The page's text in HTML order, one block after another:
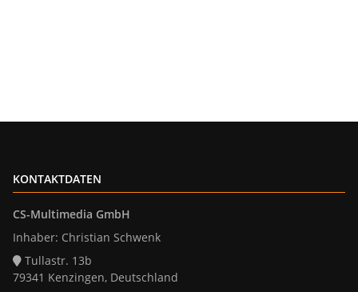
KONTAKTDATEN
CS-Multimedia GmbH
Inhaber: Christian Schwenk
Tullastr. 13b
79341 Kenzingen, Deutschland